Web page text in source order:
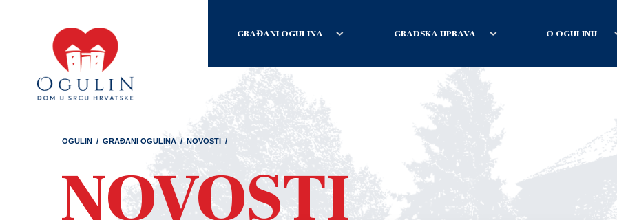
GRAĐANI OGULINA GRADSKA UPRAVA O OGULINU
OGULIN / GRAĐANI OGULINA / NOVOSTI /
NOVOSTI